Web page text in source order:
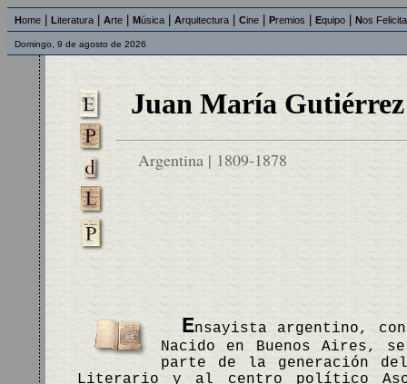
Home Literatura Arte Música Arquitectura Cine Premios Equipo Nos
Domingo, 9 de agosto de 2026
Juan María Gutiérrez
Argentina | 1809-1878
Ensayista argentino,
Nacido en Buenos Aires,
parte de la generación
Literario y al centro político